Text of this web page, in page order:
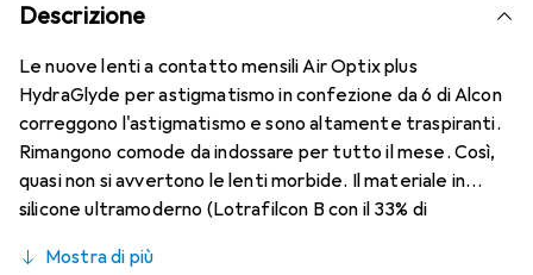
Descrizione
Le nuove lenti a contatto mensili Air Optix plus
HydraGlyde per astigmatismo in confezione da 6 di Alcon
correggono l'astigmatismo e sono altamente traspiranti.
Rimangono comode da indossare per tutto il mese. Così,
quasi non si avvertono le lenti morbide. Il materiale in
silicone ultramoderno (Lotrafilcon B con il 33% di
HydraGlyde Moisture Matrix e la rinomata tecnologia
Mostra di più